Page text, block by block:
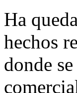
Ha
hechos
donde